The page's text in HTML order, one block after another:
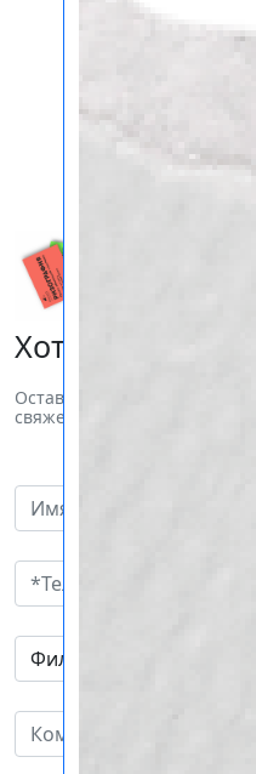
Хотите
Оставьте свои пожелания
свяжется с вами